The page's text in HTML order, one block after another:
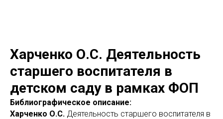
Харченко О.С. Деятельность
старшего воспитателя в
детском саду в рамках ФОП
Библиографическое описание:
Харченко О.С. Деятельность старшего воспитателя в